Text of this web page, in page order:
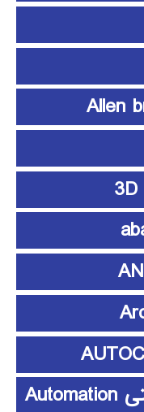
آموزش اتوماسیون صنعتی Automation